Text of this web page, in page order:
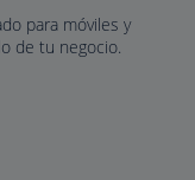
para móviles y
de tu negocio.